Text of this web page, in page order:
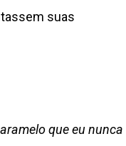
suas
que eu nunca